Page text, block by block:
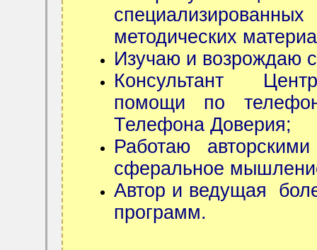
методических
Изучаю и возрождаю
Консультант
помощи по
Телефона Доверия;
Работаю
сферальное
Автор и ведущая
программ.